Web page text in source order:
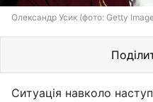
Олександр Усик (фото: Getty
Ситуація навколо